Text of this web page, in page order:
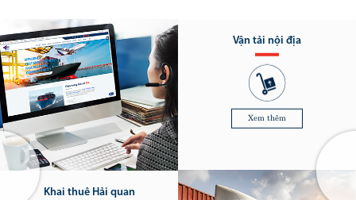
tín"
Khai thuê Hải quan
Vận tải nội địa
Xem thêm